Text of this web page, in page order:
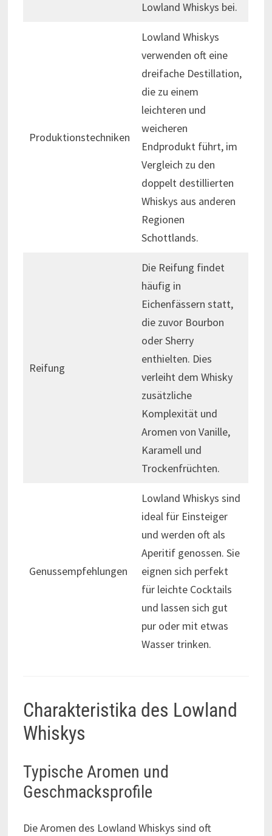
Lowland Whiskys bei.
Produktionstechniken
Lowland Whiskys
verwenden oft eine
dreifache Destillation,
die zu einem
leichteren und
weicheren
Endprodukt führt, im
Vergleich zu den
doppelt destillierten
Whiskys aus anderen
Regionen
Schottlands.
Reifung
Die Reifung findet
häufig in
Eichenfässern statt,
die zuvor Bourbon
oder Sherry
enthielten. Dies
verleiht dem Whisky
zusätzliche
Komplexität und
Aromen von Vanille,
Karamell und
Trockenfrüchten.
Genussempfehlungen
Lowland Whiskys sind
ideal für Einsteiger
und werden oft als
Aperitif genossen. Sie
eignen sich perfekt
für leichte Cocktails
und lassen sich gut
pur oder mit etwas
Wasser trinken.
Charakteristika des Lowland
Whiskys
Typische Aromen und
Geschmacksprofile
Die Aromen des Lowland Whiskys sind oft